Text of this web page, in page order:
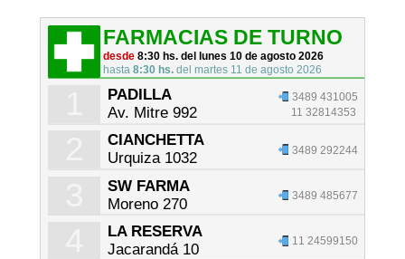
FARMACIAS DE TURNO
desde8:30 hs. del lunes 10 de agosto 2026
hasta8:30 hs. del martes 11 de agosto 2026
PADILLA
Av. Mitre 992
3489 431005
11 32814353
CIANCHETTA
Urquiza 1032
3489 292244
SW FARMA
Moreno 270
3489 485677
LA RESERVA
Jacarandá 10
11 24599150